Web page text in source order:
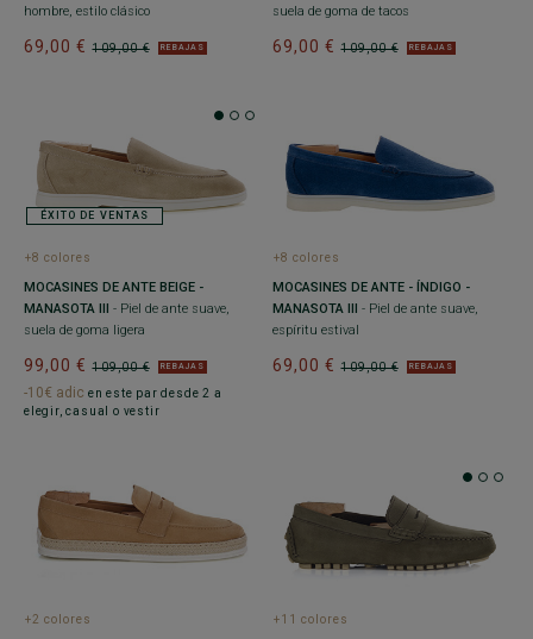
hombre, estilo clásico
109,00 €
69,00 € REBAJAS
suela de goma de tacos
109,00 €
69,00 € REBAJAS
ÉXITO DE VENTAS
+8 colores
MOCASINES DE ANTE BEIGE -
MANASOTA III - Piel de ante suave,
suela de goma ligera
109,00 €
99,00 € REBAJAS
-10€ adic en este par desde 2 a
elegir, casual o vestir
+8 colores
MOCASINES DE ANTE - ÍNDIGO -
MANASOTA III - Piel de ante suave,
espíritu estival
109,00 €
69,00 € REBAJAS
+2 colores +11 colores